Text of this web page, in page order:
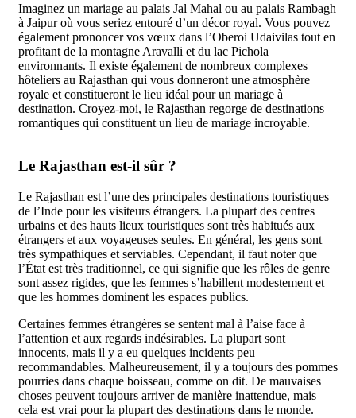
Imaginez un mariage au palais Jal Mahal ou au palais Rambagh
à Jaipur où vous seriez entouré d’un décor royal. Vous pouvez
également prononcer vos vœux dans l’Oberoi Udaivilas tout en
profitant de la montagne Aravalli et du lac Pichola
environnants. Il existe également de nombreux complexes
hôteliers au Rajasthan qui vous donneront une atmosphère
royale et constitueront le lieu idéal pour un mariage à
destination. Croyez-moi, le Rajasthan regorge de destinations
romantiques qui constituent un lieu de mariage incroyable.
Le Rajasthan est-il sûr ?
Le Rajasthan est l’une des principales destinations touristiques
de l’Inde pour les visiteurs étrangers. La plupart des centres
urbains et des hauts lieux touristiques sont très habitués aux
étrangers et aux voyageuses seules. En général, les gens sont
très sympathiques et serviables. Cependant, il faut noter que
l’État est très traditionnel, ce qui signifie que les rôles de genre
sont assez rigides, que les femmes s’habillent modestement et
que les hommes dominent les espaces publics.
Certaines femmes étrangères se sentent mal à l’aise face à
l’attention et aux regards indésirables. La plupart sont
innocents, mais il y a eu quelques incidents peu
recommandables. Malheureusement, il y a toujours des pommes
pourries dans chaque boisseau, comme on dit. De mauvaises
choses peuvent toujours arriver de manière inattendue, mais
cela est vrai pour la plupart des destinations dans le monde.